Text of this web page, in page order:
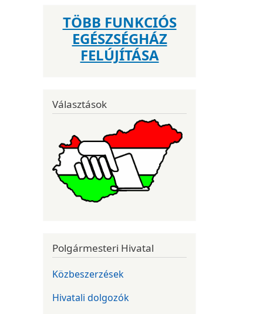
TÖBB FUNKCIÓS
EGÉSZSÉGHÁZ
FELÚJÍTÁSA
Választások
Polgármesteri Hivatal
Közbeszerzések
Hivatali dolgozók